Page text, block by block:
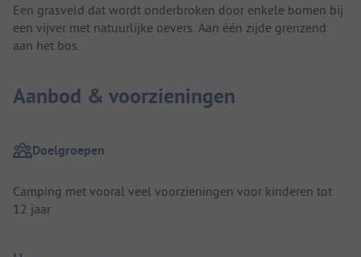
Een grasveld dat wordt onderbroken door enkele bomen bij
een vijver met natuurlijke oevers. Aan één zijde grenzend
aan het bos.
Aanbod & voorzieningen
Doelgroepen
Camping met vooral veel voorzieningen voor kinderen tot
12 jaar